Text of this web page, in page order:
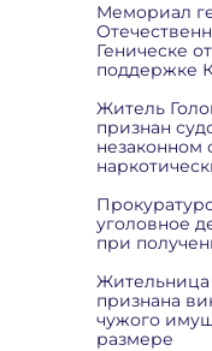
Мемориал
Геническе
поддержке
Житель
признан
незаконном
уголовное
при
признана
чужого
размере